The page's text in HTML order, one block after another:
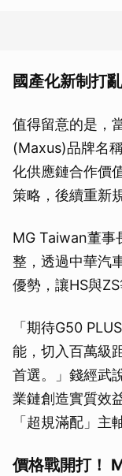
國產化新制打
值得留意的是，
(Maxus)品牌名
化供應鏈合作價
策略，後續重新
MG Taiwan董事
整，透過中華汽
優勢，讓HS與
「期待G50
能，切入百萬級
首選。」錢經武
業鏈創造實質效
「超規滿配」主
價格戰開打！